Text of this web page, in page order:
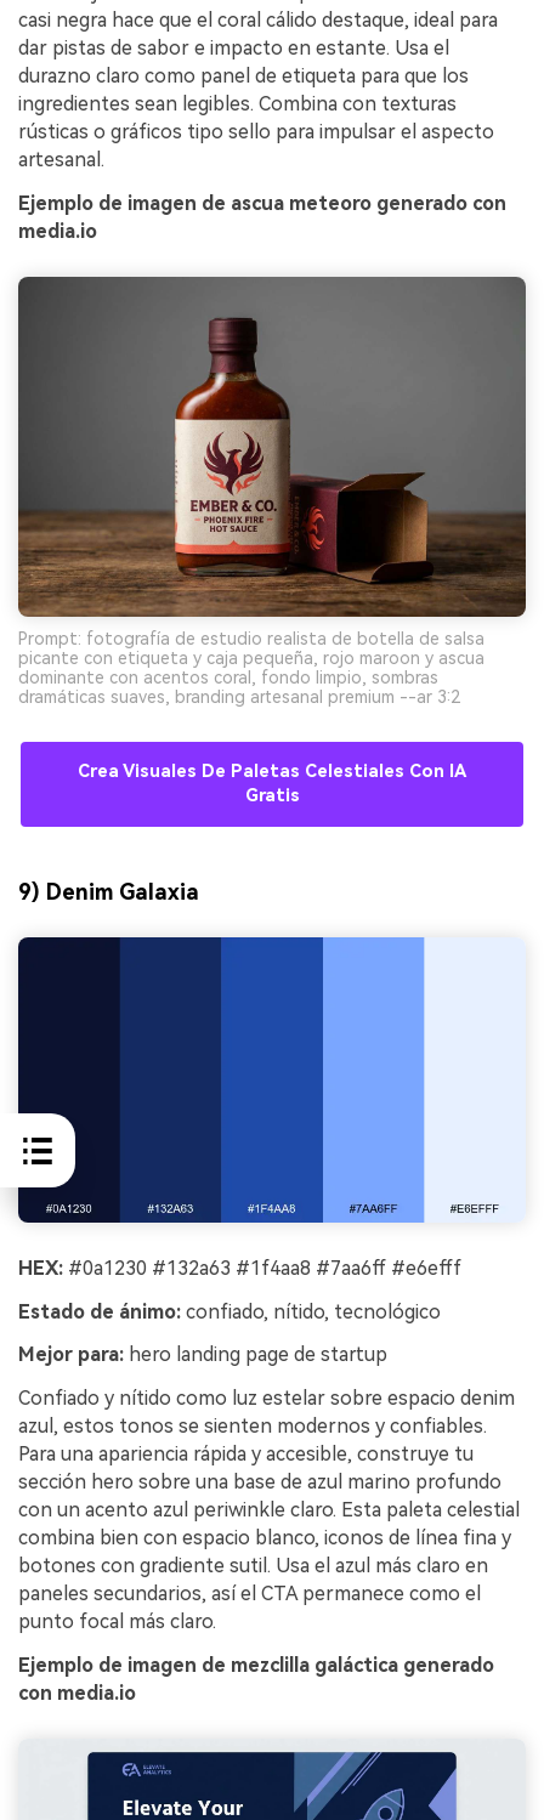
casi negra hace que el coral cálido destaque, ideal para
dar pistas de sabor e impacto en estante. Usa el
durazno claro como panel de etiqueta para que los
ingredientes sean legibles. Combina con texturas
rústicas o gráficos tipo sello para impulsar el aspecto
artesanal.
Ejemplo de imagen de ascua meteoro generado con
media.io
Prompt: fotografía de estudio realista de botella de salsa
picante con etiqueta y caja pequeña, rojo maroon y ascua
dominante con acentos coral, fondo limpio, sombras
dramáticas suaves, branding artesanal premium --ar 3:2
Crea Visuales De Paletas Celestiales Con IA
Gratis
9) Denim Galaxia
HEX: #0a1230 #132a63 #1f4aa8 #7aa6ff #e6efff
Estado de ánimo: confiado, nítido, tecnológico
Mejor para: hero landing page de startup
Confiado y nítido como luz estelar sobre espacio denim
azul, estos tonos se sienten modernos y confiables.
Para una apariencia rápida y accesible, construye tu
sección hero sobre una base de azul marino profundo
con un acento azul periwinkle claro. Esta paleta celestial
combina bien con espacio blanco, iconos de línea fina y
botones con gradiente sutil. Usa el azul más claro en
paneles secundarios, así el CTA permanece como el
punto focal más claro.
Ejemplo de imagen de mezclilla galáctica generado
con media.io